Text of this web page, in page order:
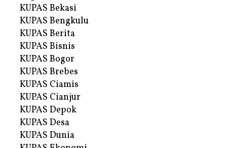
KUPAS Bekasi
KUPAS Bengkulu
KUPAS Berita
KUPAS Bisnis
KUPAS Bogor
KUPAS Brebes
KUPAS Ciamis
KUPAS Cianjur
KUPAS Depok
KUPAS Desa
KUPAS Dunia